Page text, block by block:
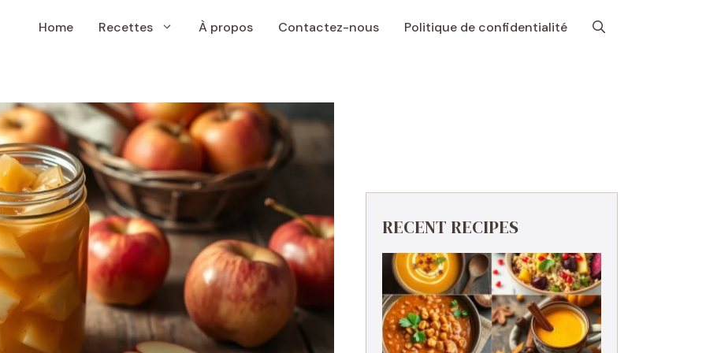
Home Recettes À propos Contactez-nous Politique de confidentialité
RECENT RECIPES